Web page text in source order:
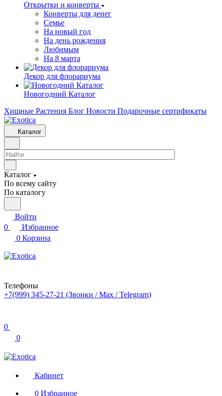
Открытки и конверты
Конверты для денег
Семье
На новый год
На день рождения
Любимым
На 8 марта
Декор для флорариума
Новогодний Каталог
Хищные Растения Блог Новости Подарочные сертификаты
Каталог
Каталог
По всему сайту
По каталогу
Войти
0
Избранное
0 Корзина
Телефоны
+7(999) 345-27-21 (Звонки / Max / Telegram)
0
0
Кабинет
0 Избранное